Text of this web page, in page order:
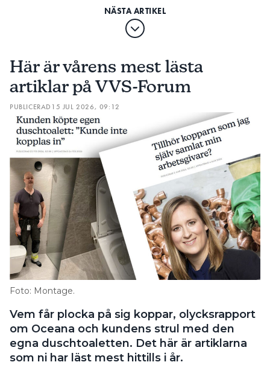
Här är vårens mest lästa
artiklar på VVS-Forum
PUBLICERAD 15 JUL 2026, 09:12
Foto: Montage.
Vem får plocka på sig koppar, olycksrapport
om Oceana och kundens strul med den
egna duschtoaletten. Det här är artiklarna
som ni har läst mest hittills i år.